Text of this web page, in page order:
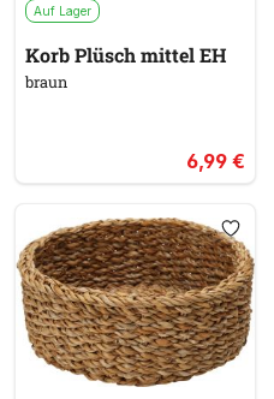
Auf Lager
Korb Plüsch mittel EH
braun
6,99 €